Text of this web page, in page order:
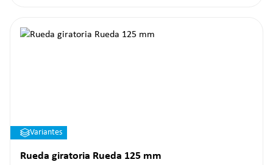
Variantes
Rueda giratoria Rueda 125 mm